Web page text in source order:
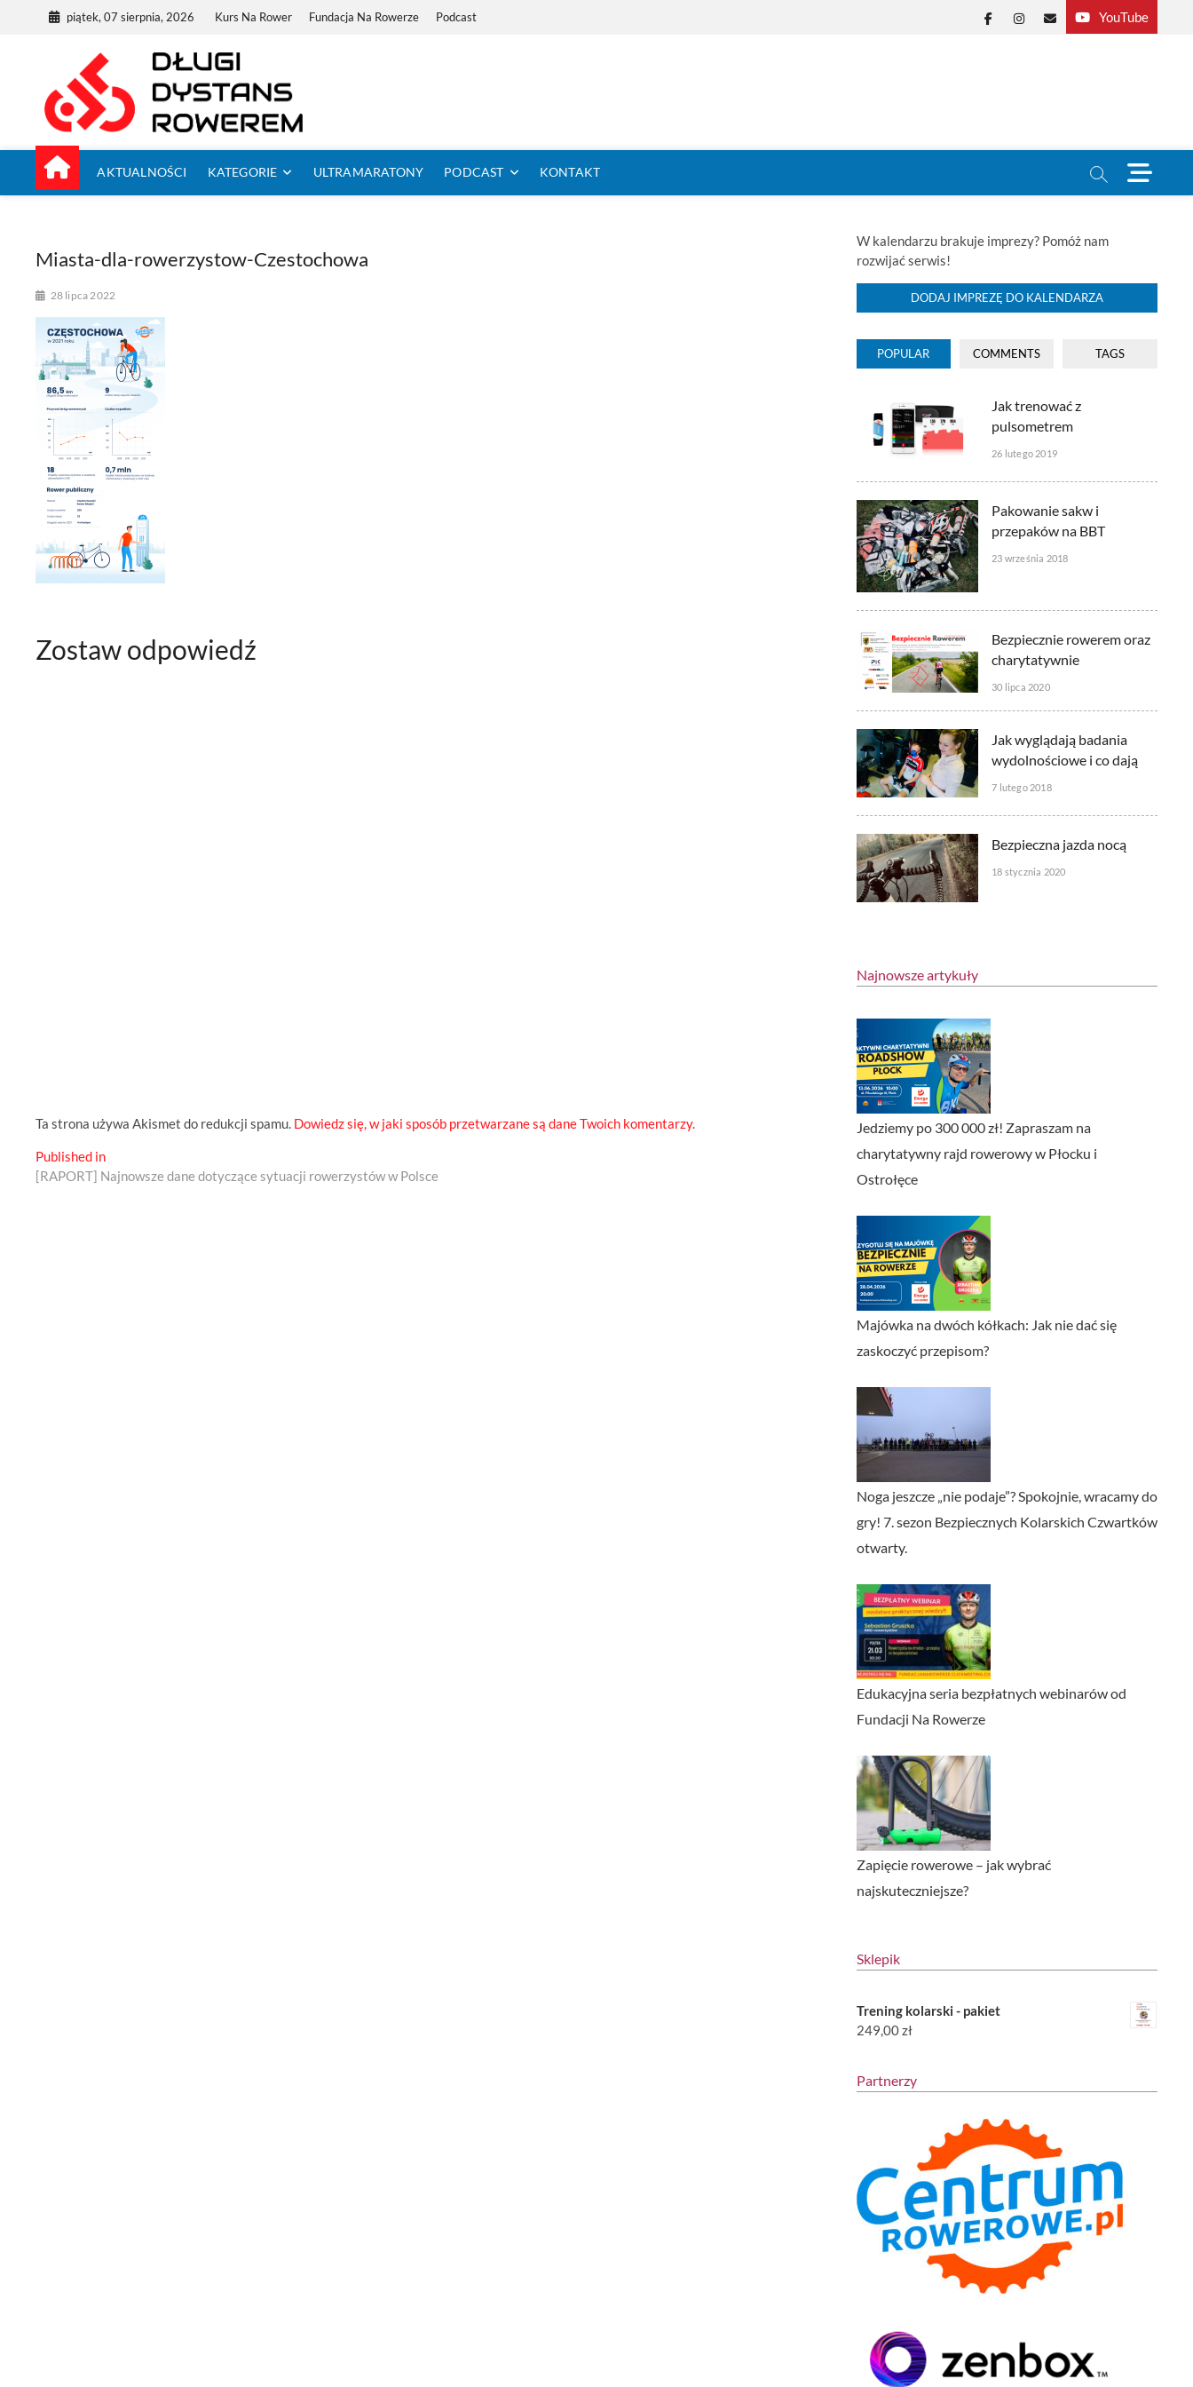
piątek, 07 sierpnia, 2026 Kurs Na Rower Fundacja Na Rowerze Podcast YouTube
Facebook
Instagram
E-
AKTUALNOŚCI KATEGORIE ULTRAMARATONY PODCAST KONTAKT
M
e
n
o
Miasta-dla-rowerzystow-Czestochowa
28 lipca 2022
Zostaw odpowiedź
Ta strona używa Akismet do redukcji spamu. Dowiedz się, w jaki sposób przetwarzane są dane Twoich komentarzy.
Nawigacja
wpisu
Published in
[RAPORT] Najnowsze dane dotyczące sytuacji rowerzystów w Polsce
W kalendarzu brakuje imprezy? Pomóż nam
rozwijać serwis!
DODAJ IMPREZĘ DO KALENDARZA
POPULAR COMMENTS TAGS
Jak trenować z
pulsometrem
26 lutego 2019
Pakowanie sakw i
przepaków na BBT
23 września 2018
Bezpiecznie rowerem oraz
charytatywnie
30 lipca 2020
Jak wyglądają badania
wydolnościowe i co dają
7 lutego 2018
Bezpieczna jazda nocą
18 stycznia 2020
Najnowsze artykuły
Jedziemy po 300 000 zł! Zapraszam na
charytatywny rajd rowerowy w Płocku i
Ostrołęce
Majówka na dwóch kółkach: Jak nie dać się
zaskoczyć przepisom?
Noga jeszcze „nie podaje”? Spokojnie, wracamy do
gry! 7. sezon Bezpiecznych Kolarskich Czwartków
otwarty.
Edukacyjna seria bezpłatnych webinarów od
Fundacji Na Rowerze
Zapięcie rowerowe – jak wybrać
najskuteczniejsze?
Sklepik
Trening kolarski - pakiet
249,00zł
Partnerzy